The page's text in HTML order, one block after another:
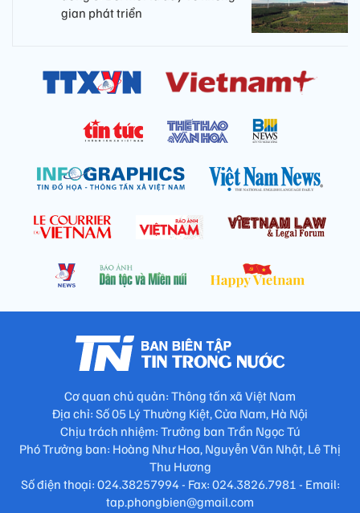
gian phát triển
Cơ quan chủ quản: Thông tấn xã Việt Nam
Địa chỉ: Số 05 Lý Thường Kiệt, Cửa Nam, Hà Nội
Chịu trách nhiệm: Trưởng ban Trần Ngọc Tú
Phó Trưởng ban: Hoàng Như Hoa, Nguyễn Văn Nhật, Lê Thị
Thu Hương
Số điện thoại: 024.38257994 - Fax: 024.3826.7981 - Email:
tap.phongbien@gmail.com